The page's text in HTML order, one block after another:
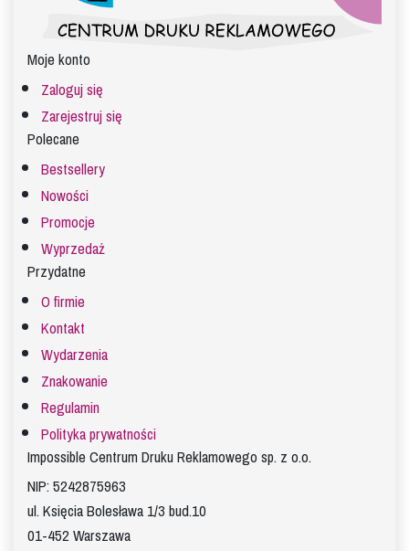
Moje konto
Zaloguj się
Zarejestruj się
Polecane
Bestsellery
Nowości
Promocje
Wyprzedaż
Przydatne
O firmie
Kontakt
Wydarzenia
Znakowanie
Regulamin
Polityka prywatności
Impossible Centrum Druku Reklamowego sp. z o.o.
NIP: 5242875963
ul. Księcia Bolesława 1/3 bud.10
01-452 Warszawa